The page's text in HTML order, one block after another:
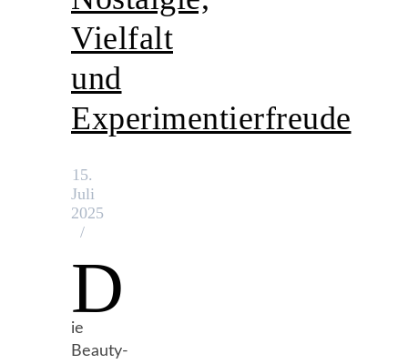
Vielfalt
und
Experimentierfreude
15.
Juli
2025
/
D
ie
Beauty-